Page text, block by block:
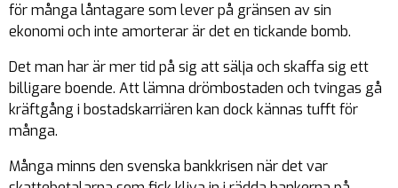
för många låntagare som lever på gränsen av sin
ekonomi och inte amorterar är det en tickande bomb.
Det man har är mer tid på sig att sälja och skaffa sig ett
billigare boende. Att lämna drömbostaden och tvingas gå
kräftgång i bostadskarriären kan dock kännas tufft för
många.
Många minns den svenska bankkrisen när det var